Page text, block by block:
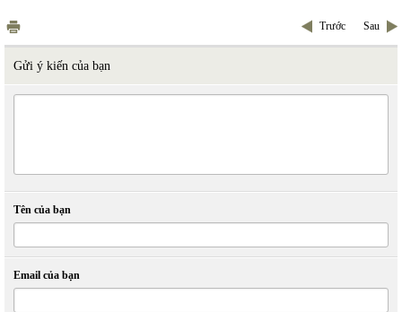
Trước Sau
Gửi ý kiến của bạn
Tên của bạn
Email của bạn